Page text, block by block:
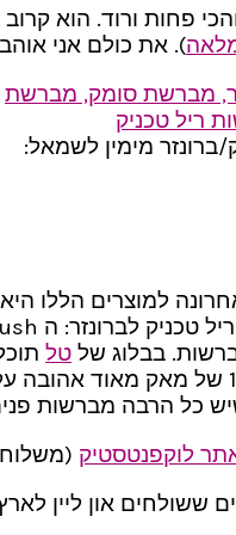
). את כולם אני
מימין לשמאל:
למוצרים הללו
בבלוג של טל
מברשת בארץ ממותג מקצועי,
כל הרבה מברשות
לוקפנטסטיק
ששולחים און ליין